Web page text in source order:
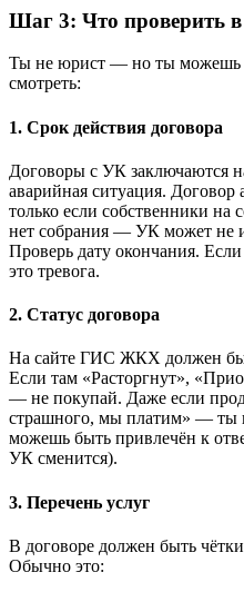
Шаг 3: Что проверить в
Ты не юрист — но ты можешь
смотреть:
1. Срок действия договора
Договоры с УК заключаются
аварийная ситуация. Договор
только если собственники на
нет собрания — УК может не
Проверь дату окончания.
это тревога.
2. Статус договора
На сайте ГИС ЖКХ должен
Если там «Расторгнут»,
— не покупай. Даже если
страшного, мы платим» — ты
можешь быть привлечён к
УК сменится).
3. Перечень услуг
В договоре должен быть
Обычно это: